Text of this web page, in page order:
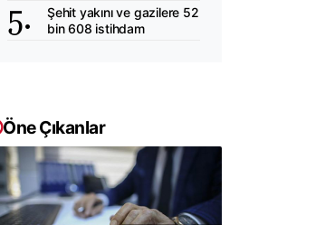
Şehit yakını ve gazilere 52
bin 608 istihdam
Öne Çıkanlar